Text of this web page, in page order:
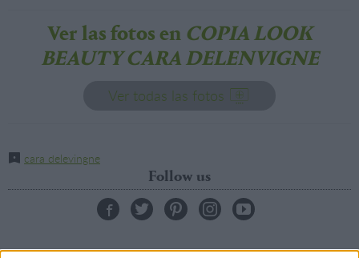
Ver las fotos en COPIA LOOK
BEAUTY CARA DELENVIGNE
Ver todas las fotos
cara delevingne
Follow us